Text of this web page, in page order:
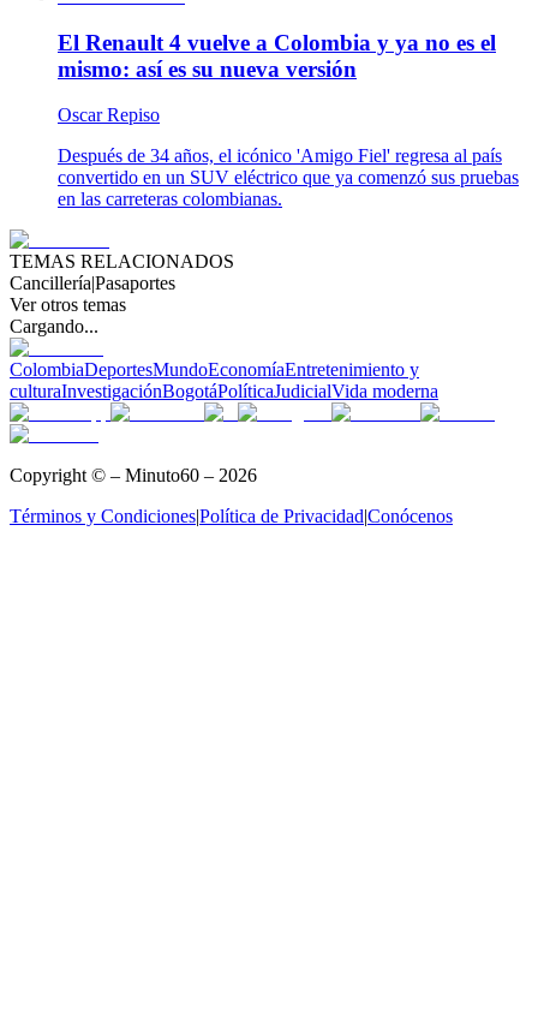
El Renault 4 vuelve a Colombia y ya no es el
mismo: así es su nueva versión
Oscar Repiso
Después de 34 años, el icónico 'Amigo Fiel' regresa al país
convertido en un SUV eléctrico que ya comenzó sus pruebas
en las carreteras colombianas.
TEMAS RELACIONADOS
Cancillería|Pasaportes
Ver otros temas
Cargando...
ColombiaDeportesMundoEconomíaEntretenimiento y
culturaInvestigaciónBogotáPolíticaJudicialVida moderna
Copyright © – Minuto60 – 2026
Términos y Condiciones|Política de Privacidad|Conócenos